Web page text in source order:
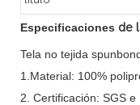
Especificaciones de
Tela no tejida
1.Material: 100%
2. Certificación: SGS e